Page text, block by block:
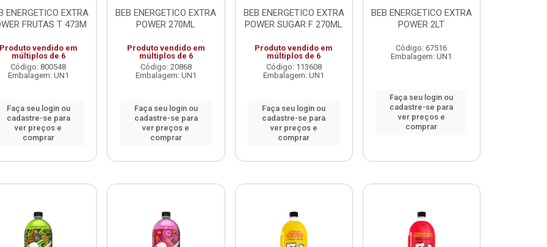
ENERGETICO EXTRA
FRUTAS T 473M
vendido em
múltiplos de 6
Código: 800548
Embalagem: UN1
Faça seu login ou
cadastre-se para
ver preços e
comprar
BEB ENERGETICO EXTRA
POWER 270ML
Produto vendido em
múltiplos de 6
Código: 20868
Embalagem: UN1
Faça seu login ou
cadastre-se para
ver preços e
comprar
BEB ENERGETICO EXTRA
POWER SUGAR F 270ML
Produto vendido em
múltiplos de 6
Código: 113608
Embalagem: UN1
Faça seu login ou
cadastre-se para
ver preços e
comprar
BEB ENERGETICO EXTRA
POWER 2LT
Código: 67516
Embalagem: UN1
Faça seu login ou
cadastre-se para
ver preços e
comprar